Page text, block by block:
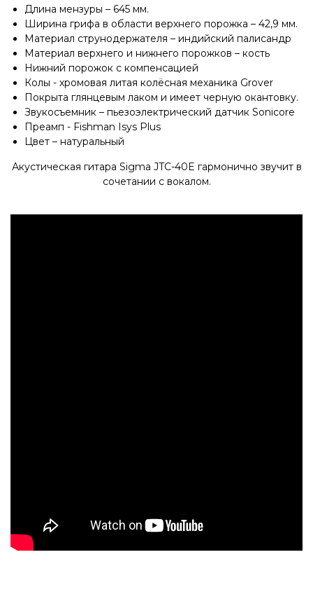
Длина мензуры – 645 мм.
Ширина грифа в области верхнего порожка – 42,9 мм.
Материал струнодержателя – индийский палисандр
Материал верхнего и нижнего порожков – кость
Нижний порожок с компенсацией
Колы - хромовая литая колёсная механика Grover
Покрыта глянцевым лаком и имеет черную окантовку.
Звукосъемник – пьезоэлектрический датчик Sonicore
Преамп - Fishman Isys Plus
Цвет – натуральный
Акустическая гитара Sigma JTC-40E гармонично звучит в
сочетании с вокалом.